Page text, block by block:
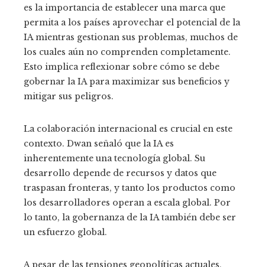
es la importancia de establecer una marca que
permita a los países aprovechar el potencial de la
IA mientras gestionan sus problemas, muchos de
los cuales aún no comprenden completamente.
Esto implica reflexionar sobre cómo se debe
gobernar la IA para maximizar sus beneficios y
mitigar sus peligros.
La colaboración internacional es crucial en este
contexto. Dwan señaló que la IA es
inherentemente una tecnología global. Su
desarrollo depende de recursos y datos que
traspasan fronteras, y tanto los productos como
los desarrolladores operan a escala global. Por
lo tanto, la gobernanza de la IA también debe ser
un esfuerzo global.
A pesar de las tensiones geopolíticas actuales,